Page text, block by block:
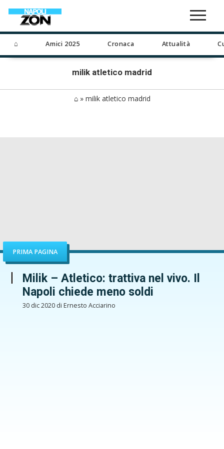
⌂ Amici 2025 Cronaca Attualità
milik atletico madrid
⌂» milik atletico madrid
PRIMA PAGINA
Milik – Atletico: trattiva nel vivo. Il
Napoli chiede meno soldi
30 dic 2020 di Ernesto Acciarino